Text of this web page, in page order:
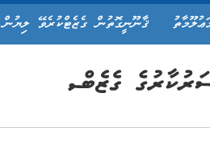
ޤާނޫނީގޮތުން ގެޒެޓްކުރެވޭ ލިޔުން